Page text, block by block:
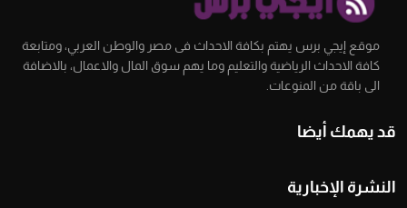
موقع إيجي برس يهتم بكافة الاحداث فى مصر والوطن العربي، ومتابعة
كافة الاحداث الرياضية والتعليم وما يهم سوق المال والاعمال، بالاضافة
الى باقة من المنوعات.
قد يهمك أيضا
النشرة الإخبارية